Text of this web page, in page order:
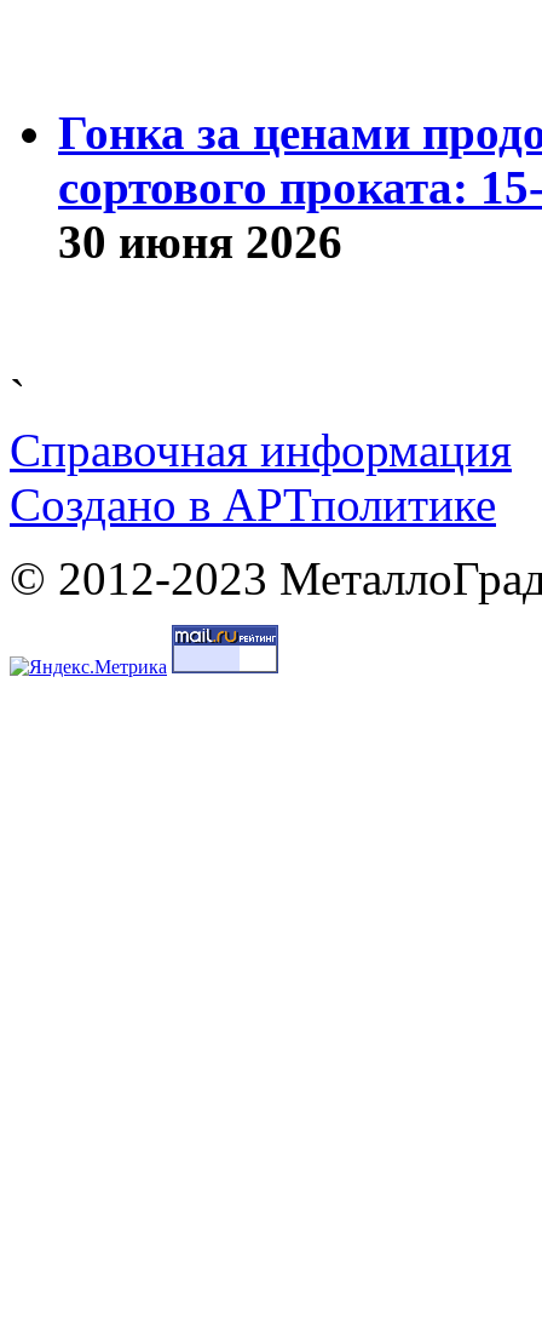
Гонка за ценами
сортового проката:
30 июня 2026
`
Справочная информация
Cоздано в АРТполитике
© 2012-2023